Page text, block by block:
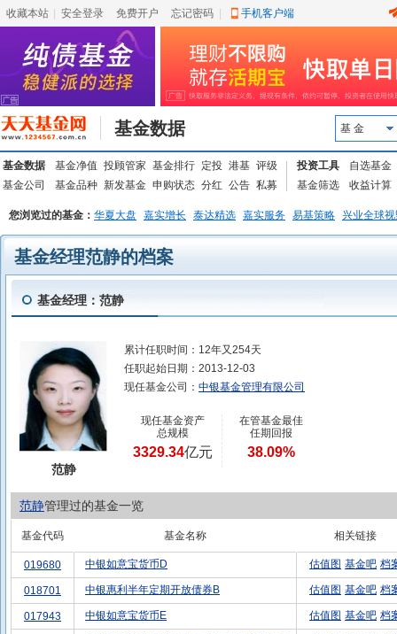
收藏本站 安全登录 免费开户 忘记密码 手机客户端
基金数据 基 金
基金数据 基金净值 投顾管家 基金排行 定投 港基 评级
基金公司
基金品种 新发基金 申购状态 分红 公告 私募
投资工具
自选基金
基金筛选
收益计算
您浏览过的基金： 华夏大盘 嘉实增长 泰达精选 嘉实服务 易基策略 兴业全球
基金经理范静的档案
基金经理：范静
范静
累计任职时间： 12年又254天
任职起始日期： 2013-12-03
现任基金公司： 中银基金管理有限公司
现任基金资产
总规模
3329.34亿元
在管基金最佳
任期回报
38.09%
范静管理过的基金一览
基金代码 基金名称 相关链接
019680 中银如意宝货币D 估值图 基金吧 档
018701 中银惠利半年定期开放债券B 估值图 基金吧 档
017943 中银如意宝货币E 估值图 基金吧 档